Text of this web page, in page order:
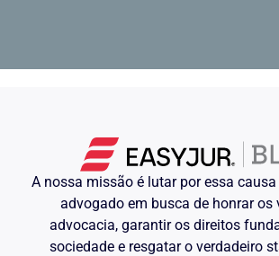
A nossa missão é lutar por essa
advogado em busca de honrar os
advocacia, garantir os direitos
sociedade e resgatar o verdadeiro